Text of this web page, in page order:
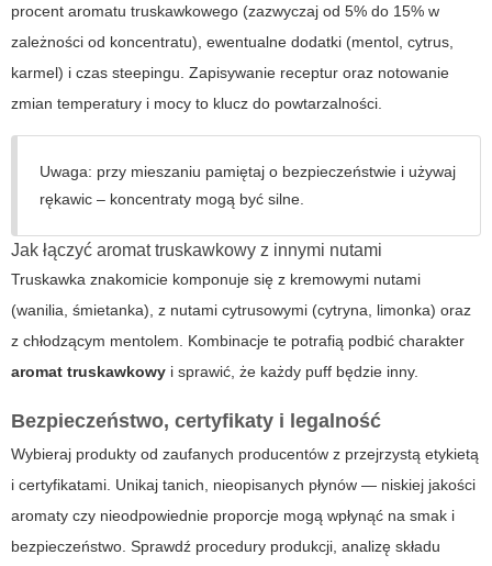
procent aromatu truskawkowego (zazwyczaj od 5% do 15% w
zależności od koncentratu), ewentualne dodatki (mentol, cytrus,
karmel) i czas steepingu. Zapisywanie receptur oraz notowanie
zmian temperatury i mocy to klucz do powtarzalności.
Uwaga: przy mieszaniu pamiętaj o bezpieczeństwie i używaj
rękawic – koncentraty mogą być silne.
Jak łączyć aromat truskawkowy z innymi nutami
Truskawka znakomicie komponuje się z kremowymi nutami
(wanilia, śmietanka), z nutami cytrusowymi (cytryna, limonka) oraz
z chłodzącym mentolem. Kombinacje te potrafią podbić charakter
aromat truskawkowy i sprawić, że każdy puff będzie inny.
Bezpieczeństwo, certyfikaty i legalność
Wybieraj produkty od zaufanych producentów z przejrzystą etykietą
i certyfikatami. Unikaj tanich, nieopisanych płynów — niskiej jakości
aromaty czy nieodpowiednie proporcje mogą wpłynąć na smak i
bezpieczeństwo. Sprawdź procedury produkcji, analizę składu